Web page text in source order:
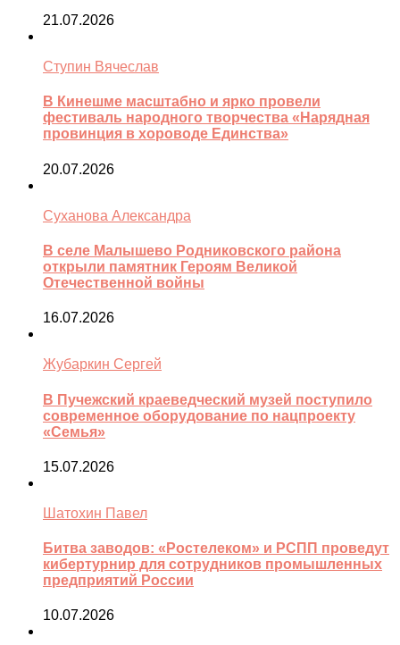
21.07.2026
Ступин Вячеслав
В Кинешме масштабно и ярко провели
фестиваль народного творчества «Нарядная
провинция в хороводе Единства»
20.07.2026
Суханова Александра
В селе Малышево Родниковского района
открыли памятник Героям Великой
Отечественной войны
16.07.2026
Жубаркин Сергей
В Пучежский краеведческий музей поступило
современное оборудование по нацпроекту
«Семья»
15.07.2026
Шатохин Павел
Битва заводов: «Ростелеком» и РСПП проведут
кибертурнир для сотрудников промышленных
предприятий России
10.07.2026